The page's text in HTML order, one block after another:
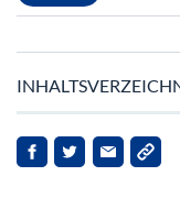
Rocket Lab will